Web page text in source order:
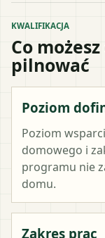
KWALIFIKACJA
Co
pilnować
Poziom
Poziom
domowego i
programu nie
domu.
Zakres prac